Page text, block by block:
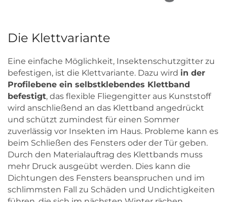
Die Klettvariante
Eine einfache Möglichkeit, Insektenschutzgitter zu
befestigen, ist die Klettvariante. Dazu wird in der
Profilebene ein selbstklebendes Klettband
befestigt, das flexible Fliegengitter aus Kunststoff
wird anschließend an das Klettband angedrückt
und schützt zumindest für einen Sommer
zuverlässig vor Insekten im Haus. Probleme kann es
beim Schließen des Fensters oder der Tür geben.
Durch den Materialauftrag des Klettbands muss
mehr Druck ausgeübt werden. Dies kann die
Dichtungen des Fensters beanspruchen und im
schlimmsten Fall zu Schäden und Undichtigkeiten